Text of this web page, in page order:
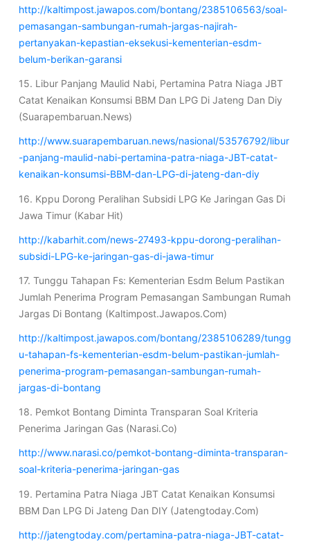
http://kaltimpost.jawapos.com/bontang/2385106563/soal-
pemasangan-sambungan-rumah-jargas-najirah-
pertanyakan-kepastian-eksekusi-kementerian-esdm-
belum-berikan-garansi
15. Libur Panjang Maulid Nabi, Pertamina Patra Niaga JBT
Catat Kenaikan Konsumsi BBM Dan LPG Di Jateng Dan Diy
(Suarapembaruan.News)
http://www.suarapembaruan.news/nasional/53576792/libur
-panjang-maulid-nabi-pertamina-patra-niaga-JBT-catat-
kenaikan-konsumsi-BBM-dan-LPG-di-jateng-dan-diy
16. Kppu Dorong Peralihan Subsidi LPG Ke Jaringan Gas Di
Jawa Timur (Kabar Hit)
http://kabarhit.com/news-27493-kppu-dorong-peralihan-
subsidi-LPG-ke-jaringan-gas-di-jawa-timur
17. Tunggu Tahapan Fs: Kementerian Esdm Belum Pastikan
Jumlah Penerima Program Pemasangan Sambungan Rumah
Jargas Di Bontang (Kaltimpost.Jawapos.Com)
http://kaltimpost.jawapos.com/bontang/2385106289/tungg
u-tahapan-fs-kementerian-esdm-belum-pastikan-jumlah-
penerima-program-pemasangan-sambungan-rumah-
jargas-di-bontang
18. Pemkot Bontang Diminta Transparan Soal Kriteria
Penerima Jaringan Gas (Narasi.Co)
http://www.narasi.co/pemkot-bontang-diminta-transparan-
soal-kriteria-penerima-jaringan-gas
19. Pertamina Patra Niaga JBT Catat Kenaikan Konsumsi
BBM Dan LPG Di Jateng Dan DIY (Jatengtoday.Com)
http://jatengtoday.com/pertamina-patra-niaga-JBT-catat-